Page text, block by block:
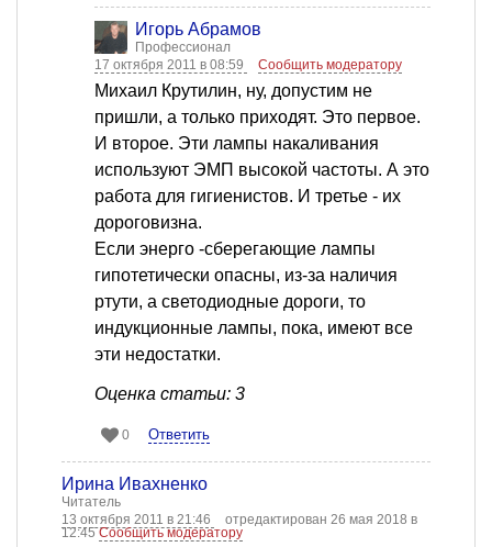
Игорь Абрамов
Профессионал
17 октября 2011 в 08:59
Сообщить модератору
Михаил Крутилин, ну, допустим не
пришли, а только приходят. Это первое.
И второе. Эти лампы накаливания
используют ЭМП высокой частоты. А это
работа для гигиенистов. И третье - их
дороговизна.
Если энерго -сберегающие лампы
гипотетически опасны, из-за наличия
ртути, а светодиодные дороги, то
индукционные лампы, пока, имеют все
эти недостатки.
Оценка статьи: 3
0 Ответить
Ирина Ивахненко
Читатель
13 октября 2011 в 21:46
отредактирован 26 мая 2018 в
12:45Сообщить модератору